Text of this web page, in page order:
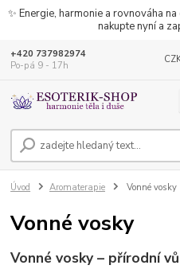
✨ Energie, harmonie a rovnováha
nakupte nyní a
+420 737982974
Po-pá 9 - 17h
Úvod Aromaterapie Vonné vosky
Vonné vosky
Vonné vosky – přírodní